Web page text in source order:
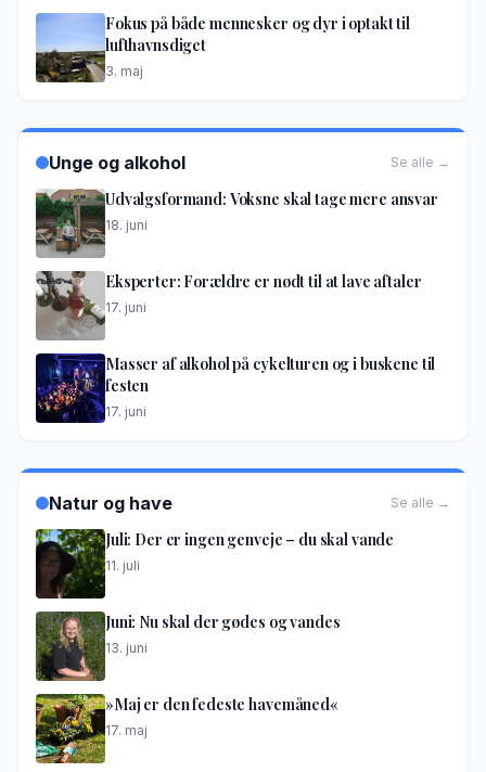
Fokus på både mennesker og dyr i optakt til
lufthavnsdiget
3. maj
Unge og alkohol Se alle →
Udvalgsformand: Voksne skal tage mere ansvar
18. juni
Eksperter: Forældre er nødt til at lave aftaler
17. juni
Masser af alkohol på cykelturen og i buskene til
festen
17. juni
Natur og have Se alle →
Juli: Der er ingen genveje – du skal vande
11. juli
Juni: Nu skal der gødes og vandes
13. juni
»Maj er den fedeste havemåned«
17. maj